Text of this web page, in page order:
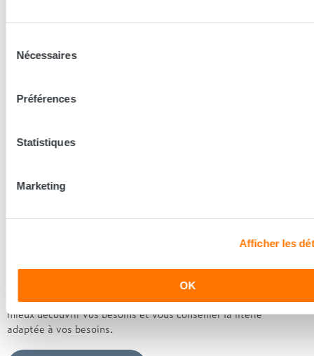
Nécessaires
Préférences
Statistiques
Marketing
Afficher les
OK
Sommier coffre Hendaye
Les conseillers Grand Litier
Nos conseillers prennent le temps de vous écouter pour
mieux découvrir vos besoins et vous conseiller la literie
adaptée à vos besoins.